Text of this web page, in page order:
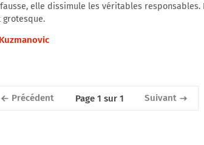
elle dissimule les véritables responsables.
Précédent Page 1 sur 1 Suivant